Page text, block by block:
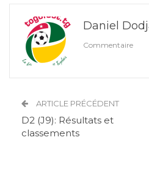
Daniel
Commentaire
ARTICLE PRÉCÉDENT
D2 (J9): Résultats et
classements